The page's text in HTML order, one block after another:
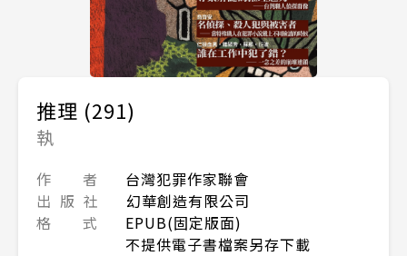
推理 (291)
執
作 者
台灣犯罪作家聯會
出 版 社
幻華創造有限公司
格 式
EPUB(固定版面)
不提供電子書檔案另存下載